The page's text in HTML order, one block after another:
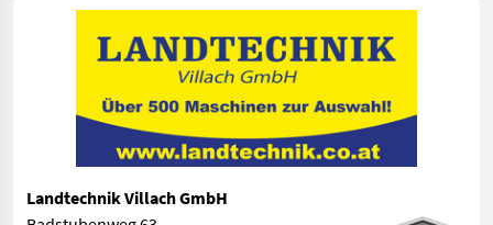
Landtechnik Villach GmbH